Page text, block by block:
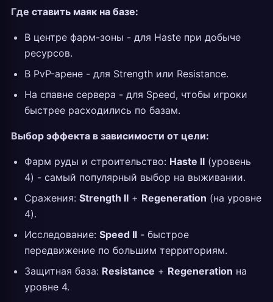
Где ставить маяк на базе:
В центре фарм-зоны - для Haste при добыче
ресурсов.
В PvP-арене - для Strength или Resistance.
На спавне сервера - для Speed, чтобы игроки
быстрее расходились по базам.
Выбор эффекта в зависимости от цели:
Фарм руды и строительство: Haste II (уровень
4) - самый популярный выбор на выживании.
Сражения: Strength II + Regeneration (на уровне
4).
Исследование: Speed II - быстрое
передвижение по большим территориям.
Защитная база: Resistance + Regeneration на
уровне 4.